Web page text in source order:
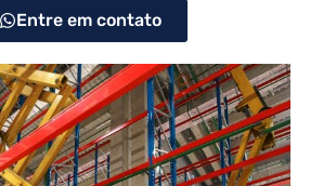
Entre em contato